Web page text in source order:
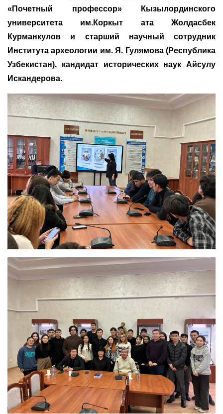
«Почетный профессор» Кызылординского
университета им.Коркыт ата Жолдасбек
Курманкулов и старший научный сотрудник
Института археологии им. Я. Гулямова (Республика
Узбекистан), кандидат исторических наук Айсулу
Искандерова.